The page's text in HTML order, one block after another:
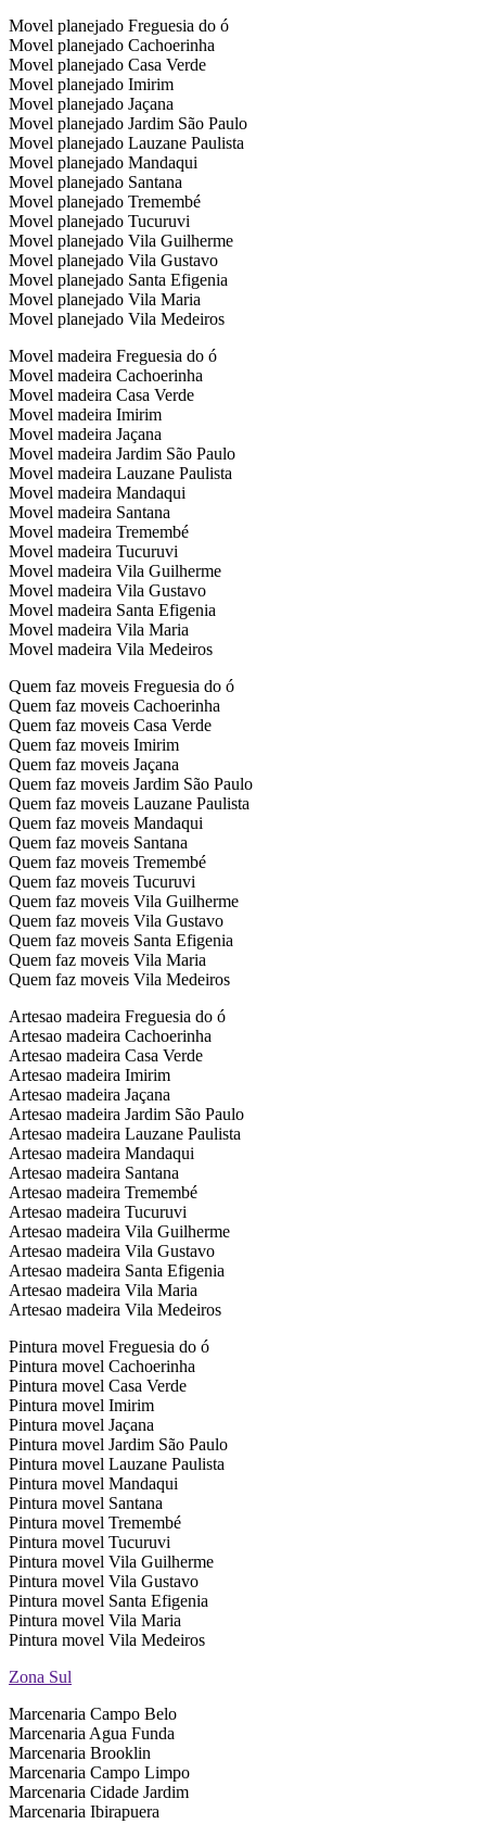
Movel planejado Freguesia do ó
Movel planejado Cachoerinha
Movel planejado Casa Verde
Movel planejado Imirim
Movel planejado Jaçana
Movel planejado Jardim São Paulo
Movel planejado Lauzane Paulista
Movel planejado Mandaqui
Movel planejado Santana
Movel planejado Tremembé
Movel planejado Tucuruvi
Movel planejado Vila Guilherme
Movel planejado Vila Gustavo
Movel planejado Santa Efigenia
Movel planejado Vila Maria
Movel planejado Vila Medeiros
Movel madeira Freguesia do ó
Movel madeira Cachoerinha
Movel madeira Casa Verde
Movel madeira Imirim
Movel madeira Jaçana
Movel madeira Jardim São Paulo
Movel madeira Lauzane Paulista
Movel madeira Mandaqui
Movel madeira Santana
Movel madeira Tremembé
Movel madeira Tucuruvi
Movel madeira Vila Guilherme
Movel madeira Vila Gustavo
Movel madeira Santa Efigenia
Movel madeira Vila Maria
Movel madeira Vila Medeiros
Quem faz moveis Freguesia do ó
Quem faz moveis Cachoerinha
Quem faz moveis Casa Verde
Quem faz moveis Imirim
Quem faz moveis Jaçana
Quem faz moveis Jardim São Paulo
Quem faz moveis Lauzane Paulista
Quem faz moveis Mandaqui
Quem faz moveis Santana
Quem faz moveis Tremembé
Quem faz moveis Tucuruvi
Quem faz moveis Vila Guilherme
Quem faz moveis Vila Gustavo
Quem faz moveis Santa Efigenia
Quem faz moveis Vila Maria
Quem faz moveis Vila Medeiros
Artesao madeira Freguesia do ó
Artesao madeira Cachoerinha
Artesao madeira Casa Verde
Artesao madeira Imirim
Artesao madeira Jaçana
Artesao madeira Jardim São Paulo
Artesao madeira Lauzane Paulista
Artesao madeira Mandaqui
Artesao madeira Santana
Artesao madeira Tremembé
Artesao madeira Tucuruvi
Artesao madeira Vila Guilherme
Artesao madeira Vila Gustavo
Artesao madeira Santa Efigenia
Artesao madeira Vila Maria
Artesao madeira Vila Medeiros
Pintura movel Freguesia do ó
Pintura movel Cachoerinha
Pintura movel Casa Verde
Pintura movel Imirim
Pintura movel Jaçana
Pintura movel Jardim São Paulo
Pintura movel Lauzane Paulista
Pintura movel Mandaqui
Pintura movel Santana
Pintura movel Tremembé
Pintura movel Tucuruvi
Pintura movel Vila Guilherme
Pintura movel Vila Gustavo
Pintura movel Santa Efigenia
Pintura movel Vila Maria
Pintura movel Vila Medeiros
Zona Sul
Marcenaria Campo Belo
Marcenaria Agua Funda
Marcenaria Brooklin
Marcenaria Campo Limpo
Marcenaria Cidade Jardim
Marcenaria Ibirapuera